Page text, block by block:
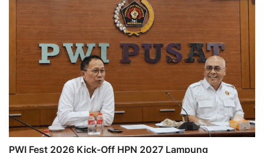
PWI Fest 2026 Kick-Off HPN 2027 Lampung